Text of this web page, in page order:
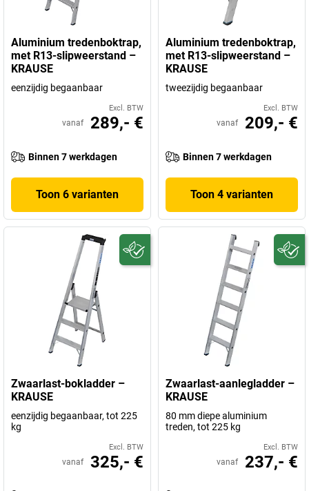
Aluminium tredenboktrap,
met R13-slipweerstand –
KRAUSE
eenzijdig begaanbaar
Excl. BTW
vanaf 289,- €
Binnen 7 werkdagen
Toon 6 varianten
Aluminium tredenboktrap,
met R13-slipweerstand –
KRAUSE
tweezijdig begaanbaar
Excl. BTW
vanaf 209,- €
Binnen 7 werkdagen
Toon 4 varianten
Zwaarlast-bokladder –
KRAUSE
eenzijdig begaanbaar, tot 225
kg
Excl. BTW
vanaf 325,- €
Zwaarlast-aanlegladder –
KRAUSE
80 mm diepe aluminium
treden, tot 225 kg
Excl. BTW
vanaf 237,- €